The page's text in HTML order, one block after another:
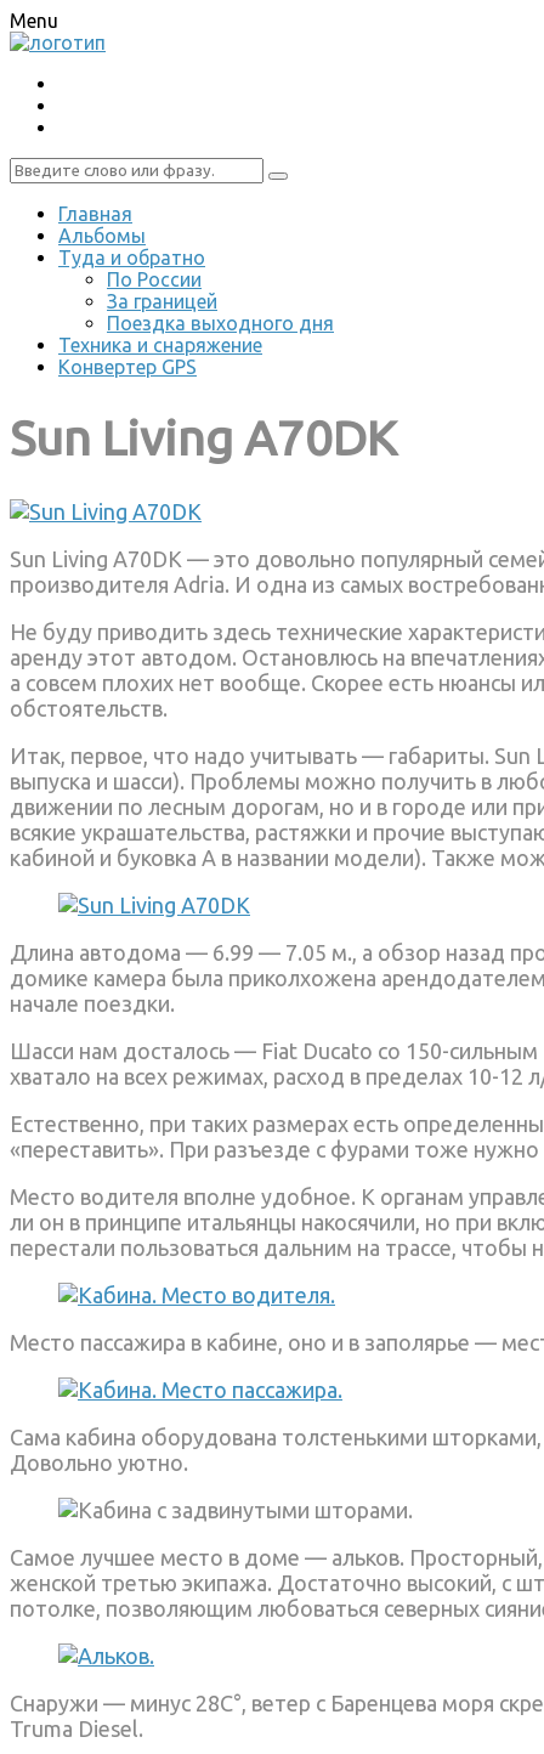
Menu
Главная
Альбомы
Туда и обратно
По России
За границей
Поездка выходного дня
Техника и снаряжение
Конвертер GPS
Sun Living A70DK
Sun Living A70DK — это довольно популярный
производителя Adria. И одна из самых
Не буду приводить здесь технические
аренду этот автодом. Остановлюсь на
а совсем плохих нет вообще. Скорее есть нюансы
обстоятельств.
Итак, первое, что надо учитывать — габариты.
выпуска и шасси). Проблемы можно получить в
движении по лесным дорогам, но и в городе или
всякие украшательства, растяжки и прочие
кабиной и буковка А в названии модели). Также
Длина автодома — 6.99 — 7.05 м., а обзор назад
домике камера была приколхожена
начале поездки.
Шасси нам досталось — Fiat Ducato со 150-
хватало на всех режимах, расход в пределах 10-12
Естественно, при таких размерах есть
«переставить». При разъезде с фурами тоже
Место водителя вполне удобное. К органам
ли он в принципе итальянцы накосячили, но при
перестали пользоваться дальним на трассе,
Место пассажира в кабине, оно и в заполярье —
Сама кабина оборудована толстенькими
Довольно уютно.
Самое лучшее место в доме — альков.
женской третью экипажа. Достаточно высокий, с
потолке, позволяющим любоваться северных
Снаружи — минус 28C°, ветер с Баренцева моря
Truma Diesel.